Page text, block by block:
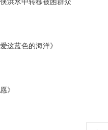
爱这蓝色的海洋》
》